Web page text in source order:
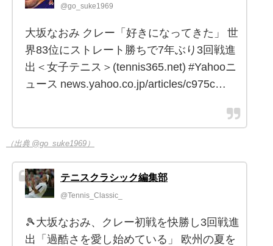
@go_suke1969
大坂なおみ クレー「好きになってきた」 世
界83位にストレート勝ちで7年ぶり3回戦進
出＜女子テニス＞(tennis365.net) #Yahooニ
ュース news.yahoo.co.jp/articles/c975c…
（出典 @go_suke1969）
テニスクラシック編集部
@Tennis_Classic_
🎾大坂なおみ、クレー初戦を快勝し3回戦進
出「過酷さを愛し始めている」 欧州の夏を